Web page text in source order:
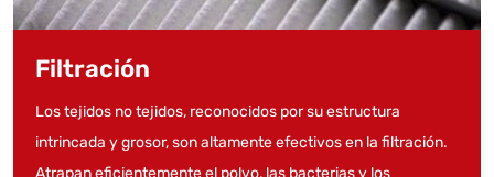
Filtración
Los tejidos no tejidos, reconocidos por su estructura
intrincada y grosor, son altamente efectivos en la filtración.
Atrapan eficientemente el polvo, las bacterias y los